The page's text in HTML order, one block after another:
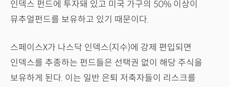
인덱스 펀드에 투자돼 있고 미국 가구의 50% 이상이
뮤추얼펀드를 보유하고 있기 때문이다.
스페이스X가 나스닥 인덱스(지수)에 강제 편입되면
인덱스를 추종하는 펀드들은 선택권 없이 해당 주식을
보유하게 된다. 이는 일반 은퇴 저축자들이 리스크를